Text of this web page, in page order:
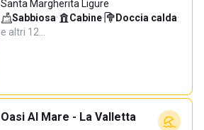
Santa Margherita Ligure
Sabbiosa· Cabine· Doccia calda·
e altri 12…
Oasi Al Mare - La Valletta